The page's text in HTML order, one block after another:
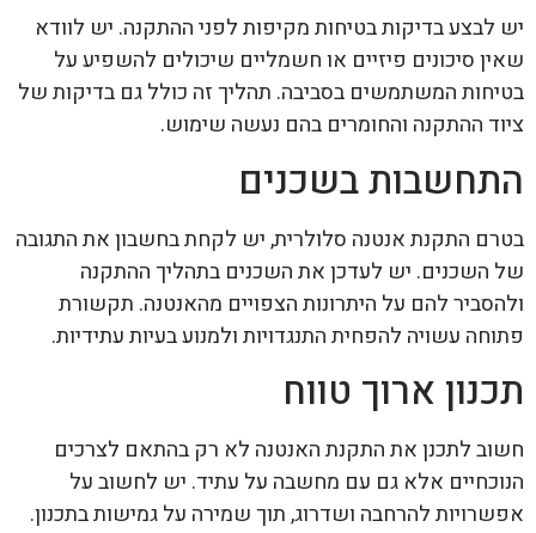
יש לבצע בדיקות בטיחות מקיפות לפני ההתקנה. יש לוודא
שאין סיכונים פיזיים או חשמליים שיכולים להשפיע על
בטיחות המשתמשים בסביבה. תהליך זה כולל גם בדיקות של
ציוד ההתקנה והחומרים בהם נעשה שימוש.
התחשבות בשכנים
בטרם התקנת אנטנה סלולרית, יש לקחת בחשבון את התגובה
של השכנים. יש לעדכן את השכנים בתהליך ההתקנה
ולהסביר להם על היתרונות הצפויים מהאנטנה. תקשורת
פתוחה עשויה להפחית התנגדויות ולמנוע בעיות עתידיות.
תכנון ארוך טווח
חשוב לתכנן את התקנת האנטנה לא רק בהתאם לצרכים
הנוכחיים אלא גם עם מחשבה על עתיד. יש לחשוב על
אפשרויות להרחבה ושדרוג, תוך שמירה על גמישות בתכנון.